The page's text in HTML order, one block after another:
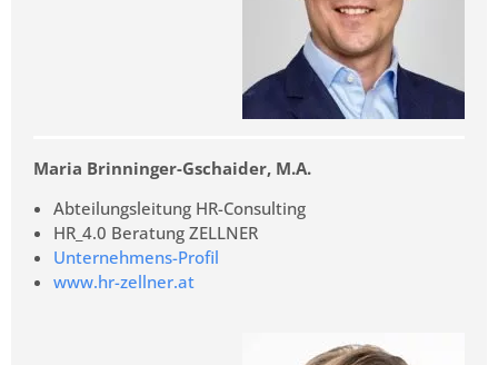
Maria Brinninger-Gschaider, M.A.
Abteilungsleitung HR-Consulting
HR_4.0 Beratung ZELLNER
Unternehmens-Profil
www.hr-zellner.at